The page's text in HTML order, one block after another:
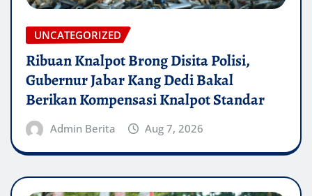
UNCATEGORIZED
Ribuan Knalpot Brong Disita Polisi,
Gubernur Jabar Kang Dedi Bakal
Berikan Kompensasi Knalpot Standar
Admin Berita Aug 7, 2026